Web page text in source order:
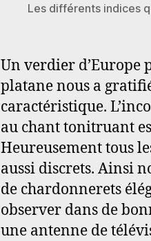
Les différents indices
Un verdier d’Europe
platane nous a
caractéristique.
au chant tonitruant
Heureusement tous
aussi discrets. Ainsi
de chardonnerets
observer dans de
une antenne de